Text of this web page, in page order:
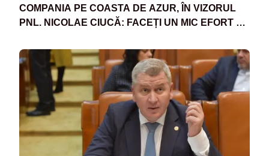
COMPANIA PE COASTA DE AZUR, ÎN VIZORUL
PNL. NICOLAE CIUCĂ: FACEȚI UN MIC EFORT SĂ